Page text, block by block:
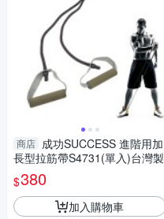
商店 成功SUCCESS 進階用加
長型拉筋帶S4731(單入)台灣製
$380
加入購物車